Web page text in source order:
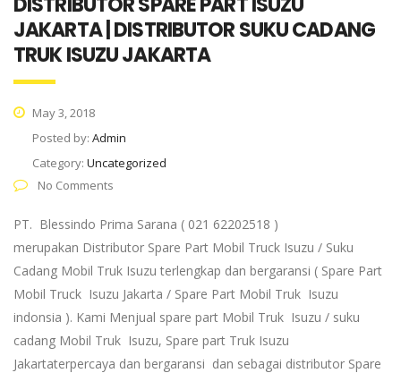
JAKARTA | DISTRIBUTOR SUKU CADANG
TRUK ISUZU JAKARTA
May 3, 2018
Posted by: Admin
Category: Uncategorized
No Comments
PT. Blessindo Prima Sarana ( 021 62202518 )
merupakan Distributor Spare Part Mobil Truck Isuzu / Suku
Cadang Mobil Truk Isuzu terlengkap dan bergaransi ( Spare Part
Mobil Truck Isuzu Jakarta / Spare Part Mobil Truk Isuzu
indonsia ). Kami Menjual spare part Mobil Truk Isuzu / suku
cadang Mobil Truk Isuzu, Spare part Truk Isuzu
Jakartaterpercaya dan bergaransi dan sebagai distributor Spare